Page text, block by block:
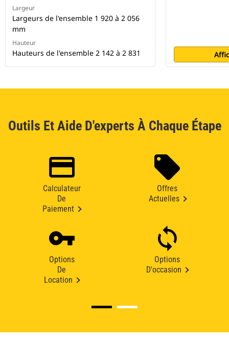
Largeur
Largeurs de l'ensemble 1 920 à 2 056
mm
Hauteur
Hauteurs de l'ensemble 2 142 à 2 831
Outils Et Aide D'experts À Chaque Étape
Calculateur
De
Paiement
Offres
Actuelles
Options
De
Location
Options
D'occasion